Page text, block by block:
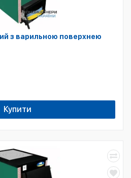
з варильною поверхнею
Купити